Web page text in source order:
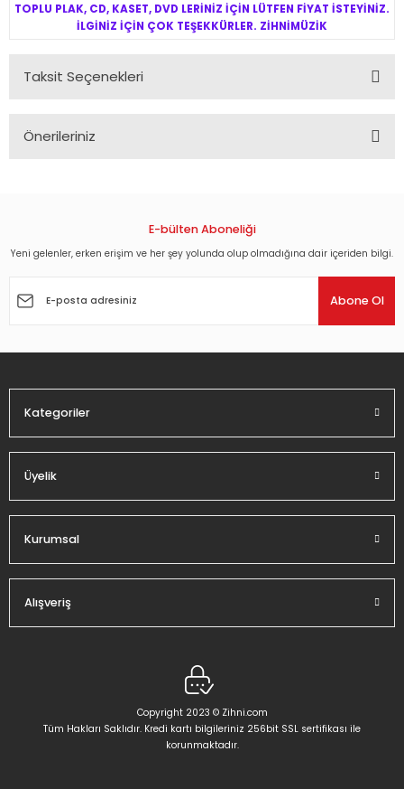
TOPLU PLAK, CD, KASET, DVD LERİNİZ İÇİN LÜTFEN FİYAT İSTEYİNİZ.
İLGİNİZ İÇİN ÇOK TEŞEKKÜRLER. ZİHNİMÜZİK
Taksit Seçenekleri
Önerileriniz
Görüş ve önerileriniz için teşekkür ederiz.
Ürün açıklamasında eksik bilgiler bulunuyor.
E-bülten Aboneliği
Yeni gelenler, erken erişim ve her şey yolunda olup olmadığına dair içeriden bilgi.
Abone Ol
Kategoriler
Üyelik
Kurumsal
Alışveriş
Copyright 2023 © Zihni.com
Tüm Hakları Saklıdır. Kredi kartı bilgileriniz 256bit SSL sertifikası ile
korunmaktadır.